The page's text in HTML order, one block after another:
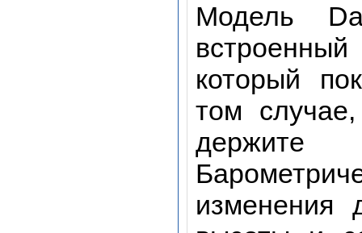
Модель
который
том
изменения